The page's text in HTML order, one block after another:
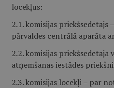
locekļus:
2.1. komisijas priekšsēdētājs
pārvaldes centrālā aparāta
2.2. komisijas priekšsēdētāja
atņemšanas iestādes
2.3. komisijas locekļi – par